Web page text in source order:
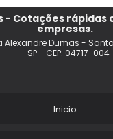
10X10
SANFONADAS
- Cotações rápidas
empresas.
Alexandre Dumas -
- SP - CEP: 04717-004
Inicio